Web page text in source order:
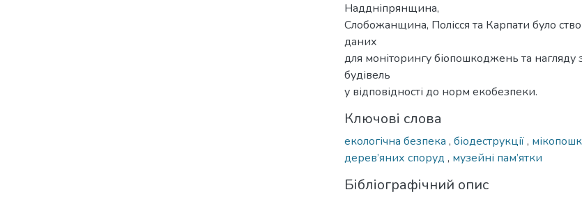
Наддніпрянщина,
Слобожанщина, Полісся та Карпати було
даних
для моніторингу біопошкоджень та нагляду
будівель
у відповідності до норм екобезпеки.
Ключові слова
екологічна безпека , біодеструкції,
дерев’яних споруд , музейні пам’ятки
Бібліографічний опис